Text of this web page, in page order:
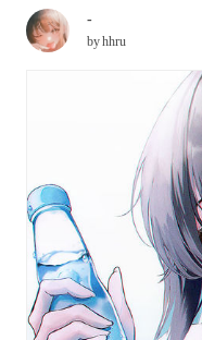
ones give you butterflies.
-
byhhru